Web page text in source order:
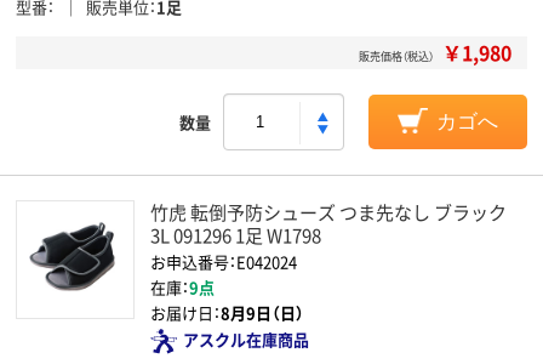
型番 販売単位 1足
販売価格（税込） ￥1,980
数量 カゴへ
竹虎 転倒予防シューズ つま先なし ブラック
3L 091296 1足 W1798
お申込番号：E042024
在庫：9点
お届け日：8月9日（日）
アスクル在庫商品